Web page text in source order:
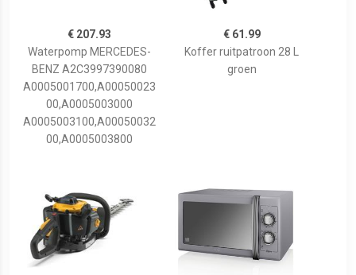
€ 207.93
Waterpomp MERCEDES-
BENZ A2C3997390080
A0005001700,A00050023
00,A0005003000
A0005003100,A00050032
00,A0005003800
€ 61.99
Koffer ruitpatroon 28 L
groen